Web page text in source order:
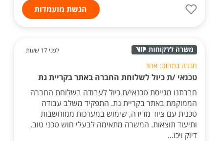
הגשת מועמדות
לפני 17 שעות
חברה בתחום: אחר
טכנאי /ת כיול לשלוחת החברה באתר בקריית גת
חברתנו מגייסת טכנאי/ת כיול לעבודה בשלוחת החברה
הממוקמת באתר בקריית גת. התפקיד משלב עבודה
טכנית עם ציוד מדידה, שימוש במערכות ממוחשבות
ותיעוד תוצאות. המשרה מתאימה לבעלי חוש טכני טוב,
דיוק ויכו...